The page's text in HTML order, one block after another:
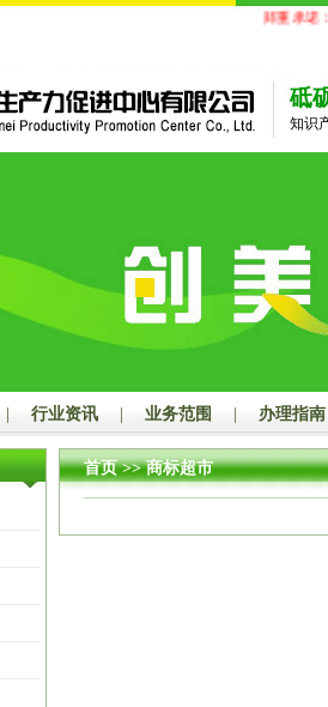
郑重承诺：
砥
知识
行业资讯 业务范围 办理指南
首页>> 商标超市